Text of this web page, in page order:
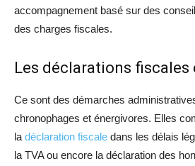
accompagnement basé sur des
des charges fiscales.
Les déclarations fiscales
Ce sont des démarches
chronophages et énergivores. Elles
la déclaration fiscale dans les délais
la TVA ou encore la déclaration des